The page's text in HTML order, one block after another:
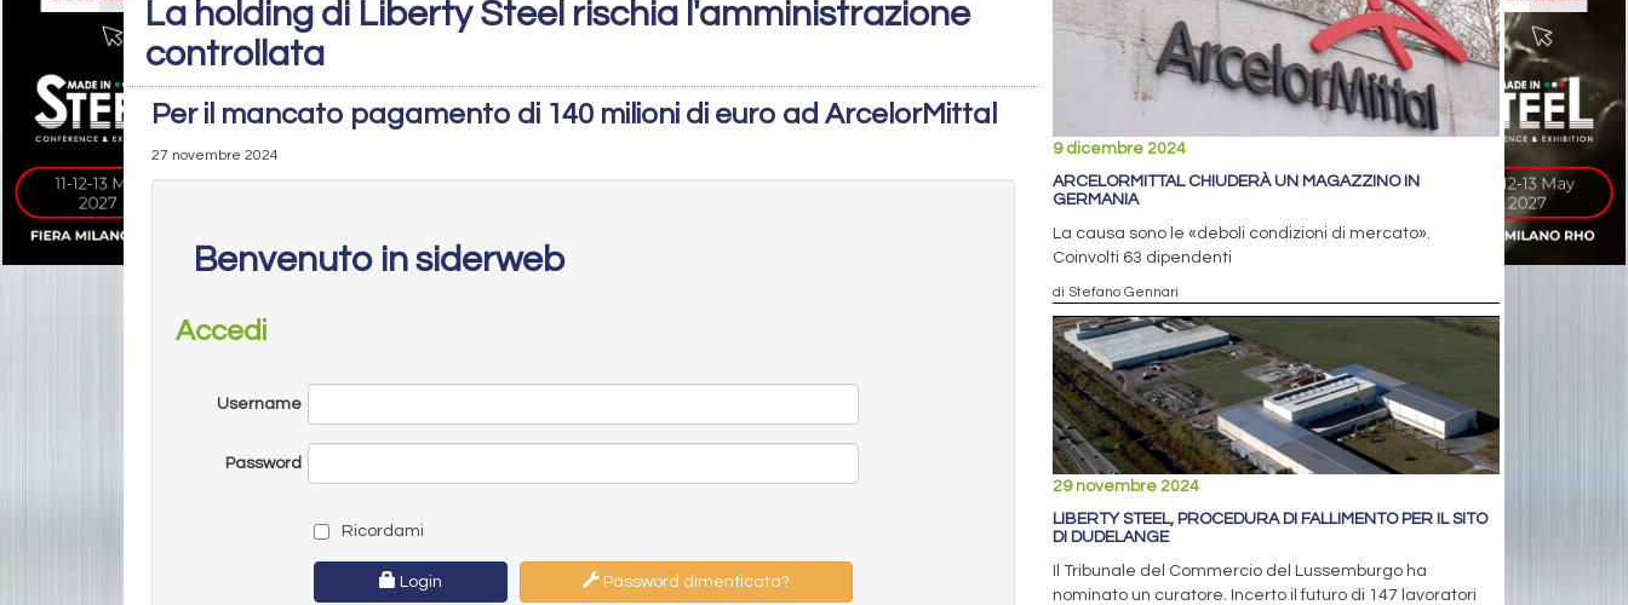
La holding di Liberty Steel rischia l'amministrazione
controllata
Per il mancato pagamento di 140 milioni di euro ad ArcelorMittal
27 novembre 2024
Benvenuto in siderweb
Accedi
Username
Password
Ricordami
Login Password dimenticata?
9 dicembre 2024
ARCELORMITTAL CHIUDERÀ UN MAGAZZINO IN
GERMANIA
La causa sono le «deboli condizioni di mercato».
Coinvolti 63 dipendenti
di Stefano Gennari
29 novembre 2024
LIBERTY STEEL, PROCEDURA DI FALLIMENTO PER IL SITO
DI DUDELANGE
Il Tribunale del Commercio del Lussemburgo ha
nominato un curatore. Incerto il futuro di 147 lavoratori